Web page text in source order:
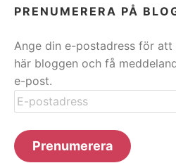
PRENUMERERA PÅ
Ange din e-postadress för att
här bloggen och få
e-post.
E-
postadress
Prenumerera